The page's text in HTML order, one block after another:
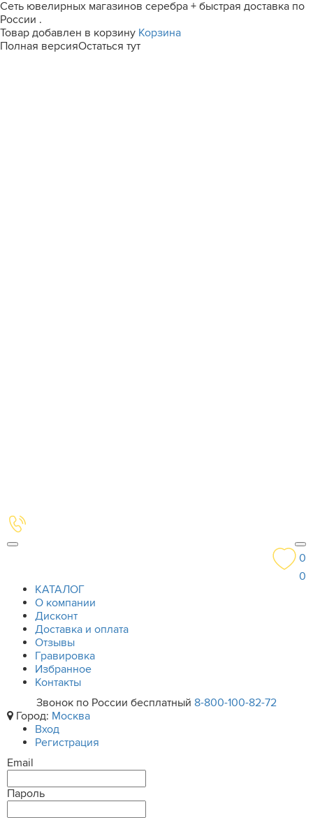
Сеть ювелирных магазинов серебра + быстрая доставка по
России .
Товар добавлен в корзину Корзина
Полная версияОстаться тут
0
0
КАТАЛОГ
О компании
Дисконт
Доставка и оплата
Отзывы
Гравировка
Избранное
Контакты
Звонок по России бесплатный 8-800-100-82-72
Город: Москва
Вход
Регистрация
Email
Пароль